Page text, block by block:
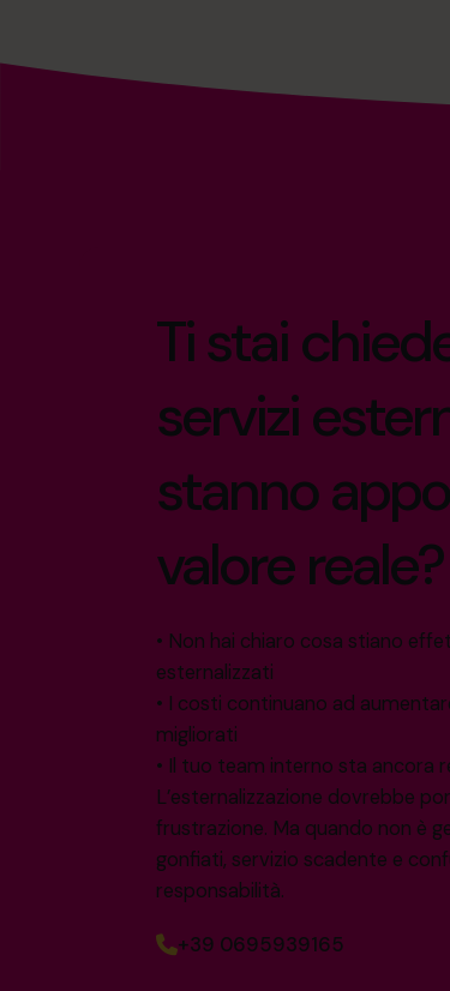
Ti stai
servizi
stanno
valore reale?
• Non hai chiaro cosa stiano
esternalizzati
• I costi continuano ad
migliorati
• Il tuo team interno sta ancora
L’esternalizzazione dovrebbe
frustrazione. Ma quando non è
gonfiati, servizio scadente e
responsabilità.
+39 0695939165